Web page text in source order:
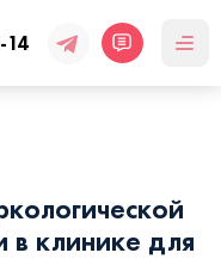
14
в клинике для